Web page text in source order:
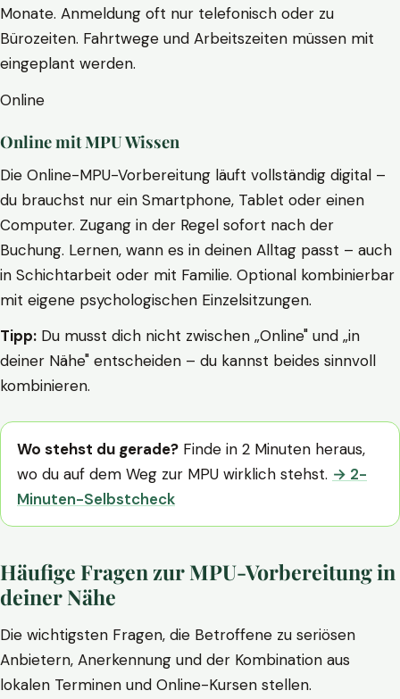
Monate. Anmeldung oft nur telefonisch oder zu
Bürozeiten. Fahrtwege und Arbeitszeiten müssen mit
eingeplant werden.
Online
Online mit MPU Wissen
Die Online-MPU-Vorbereitung läuft vollständig digital –
du brauchst nur ein Smartphone, Tablet oder einen
Computer. Zugang in der Regel sofort nach der
Buchung. Lernen, wann es in deinen Alltag passt – auch
in Schichtarbeit oder mit Familie. Optional kombinierbar
mit eigene psychologischen Einzelsitzungen.
Tipp: Du musst dich nicht zwischen „Online" und „in
deiner Nähe" entscheiden – du kannst beides sinnvoll
kombinieren.
Wo stehst du gerade? Finde in 2 Minuten heraus,
wo du auf dem Weg zur MPU wirklich stehst. → 2-
Minuten-Selbstcheck
Häufige Fragen zur MPU-Vorbereitung in
deiner Nähe
Die wichtigsten Fragen, die Betroffene zu seriösen
Anbietern, Anerkennung und der Kombination aus
lokalen Terminen und Online-Kursen stellen.